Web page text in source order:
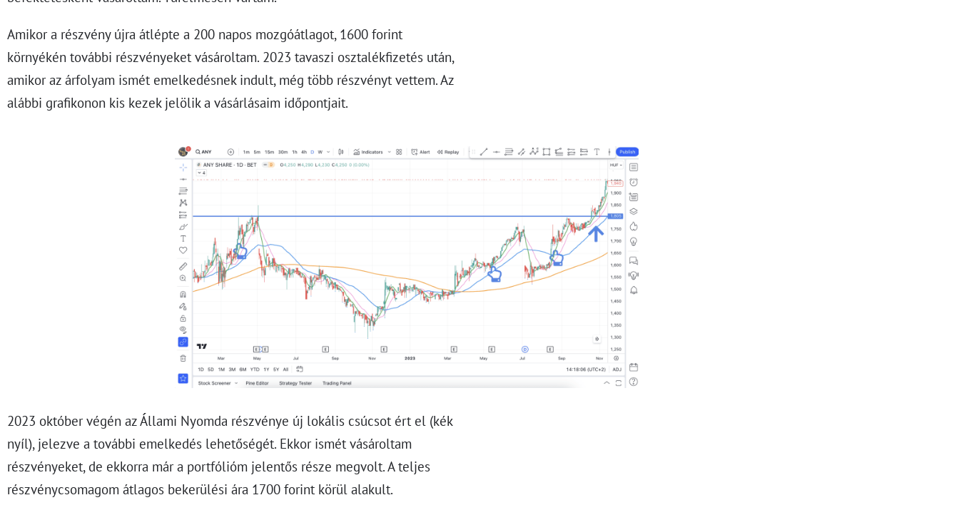
Amikor a részvény újra átlépte a 200 napos mozgóátlagot, 1600 forint
környékén további részvényeket vásároltam. 2023 tavaszi osztalékfizetés után,
amikor az árfolyam ismét emelkedésnek indult, még több részvényt vettem. Az
alábbi grafikonon kis kezek jelölik a vásárlásaim időpontjait.
2023 október végén az Állami Nyomda részvénye új lokális csúcsot ért el (kék
nyíl), jelezve a további emelkedés lehetőségét. Ekkor ismét vásároltam
részvényeket, de ekkorra már a portfólióm jelentős része megvolt. A teljes
részvénycsomagom átlagos bekerülési ára 1700 forint körül alakult.